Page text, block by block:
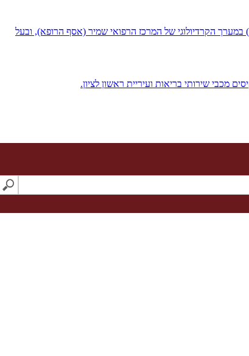
מאמר זה מבוסס על הידע המקצועי של דוקטור איליה ליטובציק ממרפאת הלב ראשון לציון. קרדיולוג ומצנתר בכיר, מנהל תחום חסימות כליליות כרוניות (CTO) במערך הקרדיולוגי של המרכז הרפואי שמיר (אסף הרופא), ובעל
מכבי שירותי בריאות ועיריית ראשון לציון.